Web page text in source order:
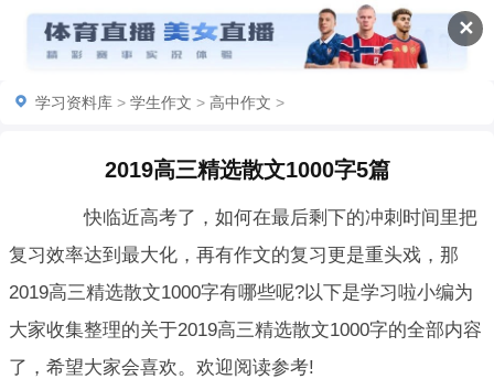
✕
学习资料库 > 学生作文 > 高中作文 >
2019高三精选散文1000字5篇
快临近高考了，如何在最后剩下的冲刺时间里把
复习效率达到最大化，再有作文的复习更是重头戏，那
2019高三精选散文1000字有哪些呢?以下是学习啦小编为
大家收集整理的关于2019高三精选散文1000字的全部内容
了，希望大家会喜欢。欢迎阅读参考!